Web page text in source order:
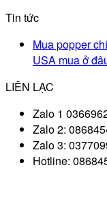
Tin tức
Mua popper
USA mua ở
LIÊN LẠC
Zalo 1
Zalo 2:
Zalo 3:
Hotline: